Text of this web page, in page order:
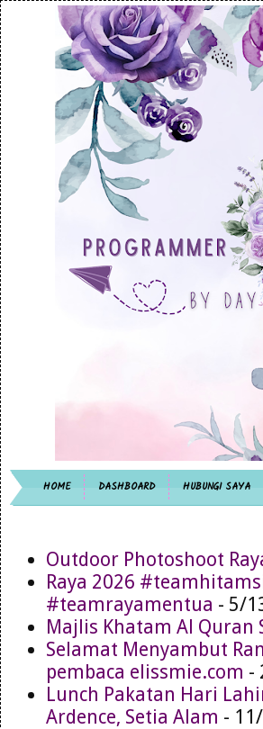
HOME DASHBOARD HUBUNGI SAYA
Outdoor Photoshoot
Raya 2026
#teamrayamentua - 5/
Majlis Khatam Al Quran
Selamat Menyambut
pembaca elissmie.com -
Lunch Pakatan Hari
Ardence, Setia Alam -